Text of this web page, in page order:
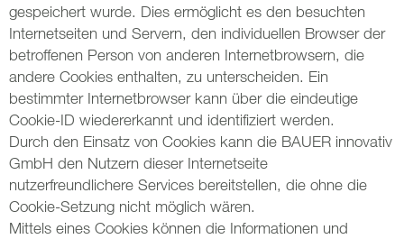
gespeichert wurde. Dies ermöglicht es den besuchten
Internetseiten und Servern, den individuellen Browser der
betroffenen Person von anderen Internetbrowsern, die
andere Cookies enthalten, zu unterscheiden. Ein
bestimmter Internetbrowser kann über die eindeutige
Cookie-ID wiedererkannt und identifiziert werden.
Durch den Einsatz von Cookies kann die BAUER innovativ
GmbH den Nutzern dieser Internetseite
nutzerfreundlichere Services bereitstellen, die ohne die
Cookie-Setzung nicht möglich wären.
Mittels eines Cookies können die Informationen und